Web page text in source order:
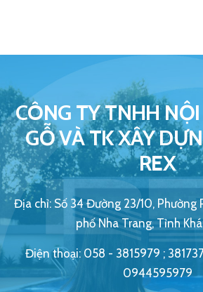
CÔNG TY TNHH
GỖ VÀ TK XÂY
REX
Địa chỉ: Số 34 Đường 23/10, Phường
phố Nha Trang, Tỉnh
Điện thoại: 058 - 3815979 ;
0944595979